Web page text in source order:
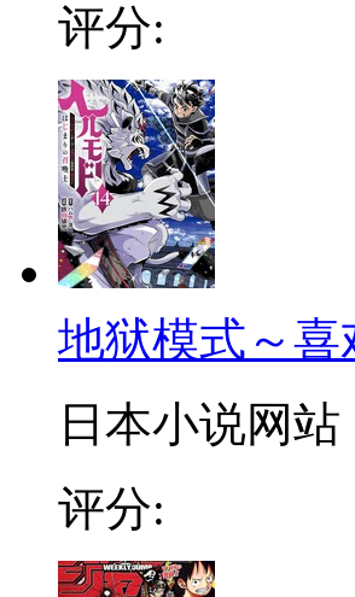
评分:
地狱模式～
日本小说网
评分: